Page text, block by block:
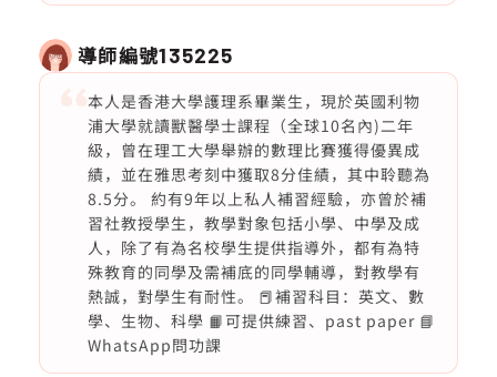
導師編號135225
本人是香港大學護理系畢業生，現於英國利物
浦大學就讀獸醫學士課程（全球10名內)二年
級，曾在理工大學舉辦的數理比賽獲得優異成
績，並在雅思考刻中獲取8分佳績，其中聆聽為
8.5分。 約有9年以上私人補習經驗，亦曾於補
習社教授學生，教學對象包括小學、中學及成
人，除了有為名校學生提供指導外，都有為特
殊教育的同學及需補底的同學輔導，對教學有
熱誠，對學生有耐性。 📕補習科目：英文、數
學、生物、科學 📙可提供練習、past paper 📘
WhatsApp問功課